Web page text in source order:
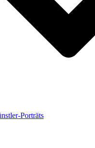
Buchbesprechungen von
Haralds Streifzüge
Hörtipps von Harald
mit Sigrid Balke
Peschke – Out of The Länd
von Uli Rothfuss
Porträts